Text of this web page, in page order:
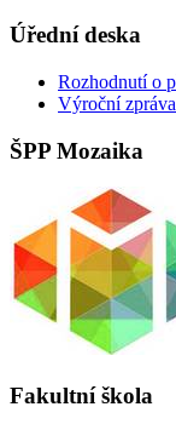
Úřední deska
Rozhodnutí o
Výroční
ŠPP Mozaika
Fakultní škola